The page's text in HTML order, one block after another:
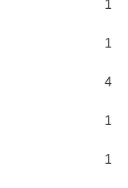
1
1
4
1
1